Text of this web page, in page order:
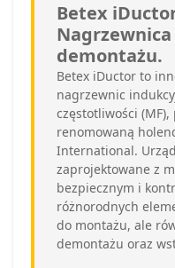
Betex
demontażu.
Betex iDuctor to
nagrzewnic
częstotliwości
renomowaną
International.
zaprojektowane z
bezpiecznym i
różnorodnych
do montażu, ale
demontażu oraz